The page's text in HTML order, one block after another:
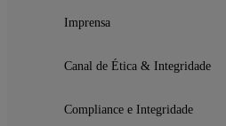
Imprensa
Canal de Ética & Integridade
Compliance e Integridade